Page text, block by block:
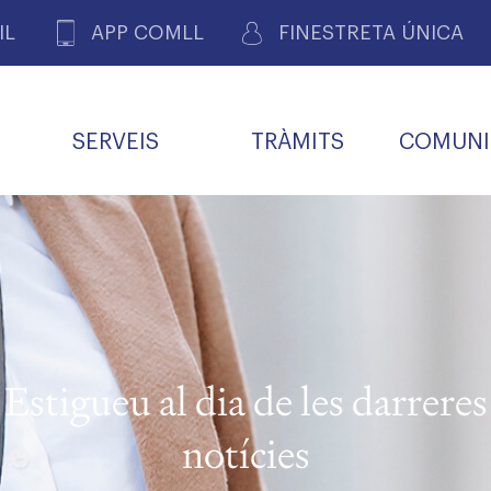
APP COMLL FINESTRETA ÚNICA
DE PACIENTS DE LLEIDA
SERVEIS TRÀMITS
DE GOVERN COMISSIÓ DEONTOLÒGICA
INFORMÀTICA I NOVES
TECNOLOGIES
DE FEINA
ALERTES
FARMACÈUTIQUES
R
CARNET METGE
COL·LEGIAT
Estigueu al dia de les darreres
notícies